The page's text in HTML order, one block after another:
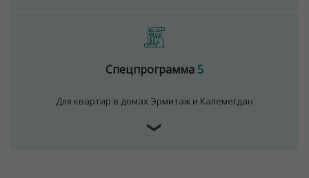
Спецпрограмма5
Для квартир в домах Эрмитаж и Калемегдан
❯